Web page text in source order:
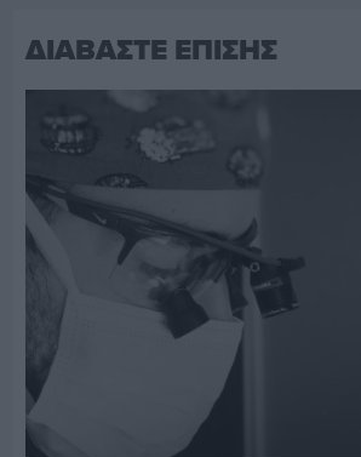
ΔΙΑΒΑΣΤΕ ΕΠΙΣΗΣ